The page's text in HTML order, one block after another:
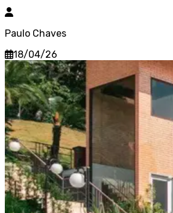
Paulo Chaves
18/04/26